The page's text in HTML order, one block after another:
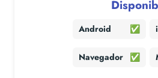
Android ✅
Navegador ✅